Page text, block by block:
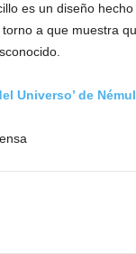
es un diseño
a que muestra
Universo’ de